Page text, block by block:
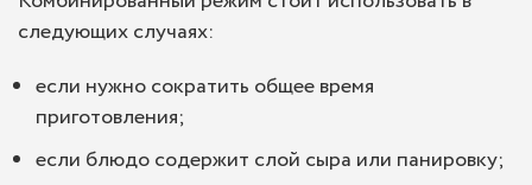
следующих случаях:
если нужно сократить общее время
приготовления;
если блюдо содержит слой сыра или панировку;